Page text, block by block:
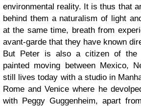
environmental reality. It is thus that
behind them a naturalism of light
at the same time, breath from
avant-garde that they have known
But Peter is also a citizen of the
painted moving between Mexico,
still lives today with a studio in
Rome and Venice where he
with Peggy Guggenheim, apart